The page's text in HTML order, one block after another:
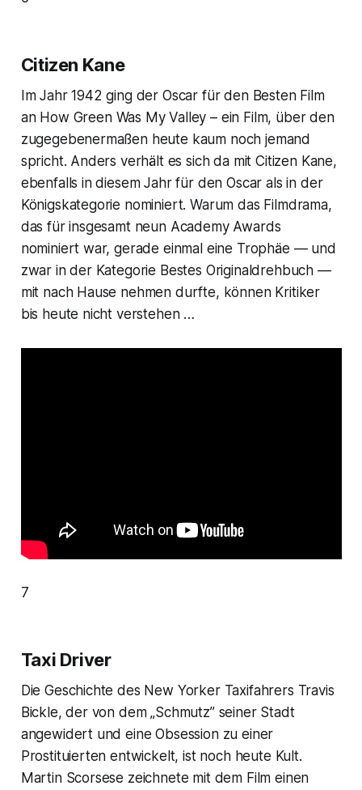
Citizen Kane
Im Jahr 1942 ging der Oscar für den Besten Film
an How Green Was My Valley – ein Film, über den
zugegebenermaßen heute kaum noch jemand
spricht. Anders verhält es sich da mitCitizen Kane,
ebenfalls in diesem Jahr für denOscar als in der
Königskategorie nominiert. Warum das Filmdrama,
das für insgesamt neun Academy Awards
nominiert war, gerade einmal eine Trophäe — und
zwar in der Kategorie Bestes Originaldrehbuch —
mit nach Hause nehmen durfte, können Kritiker
bis heute nicht verstehen …
7
Taxi Driver
Die Geschichte des New Yorker Taxifahrers Travis
Bickle, der von dem „Schmutz” seiner Stadt
angewidert und eine Obsession zu einer
Prostituierten entwickelt, ist noch heute Kult.
Martin Scorsese zeichnete mit dem Film einen